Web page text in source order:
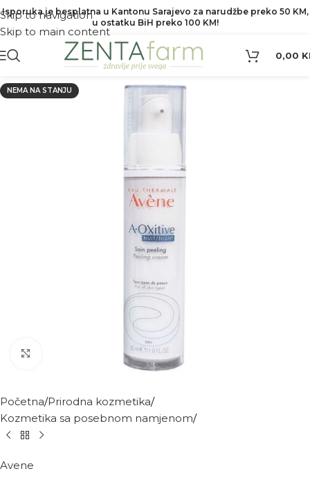
Skip to navigation
Skip to main content
Isporuka je besplatna u Kantonu Sarajevo za narudžbe preko 50 KM,
u ostatku BiH preko 100 KM!
0,00
NEMA NA STANJU
Kliknite za povećanje
Početna Prirodna kozmetika
Kozmetika sa posebnom namjenom
Avene